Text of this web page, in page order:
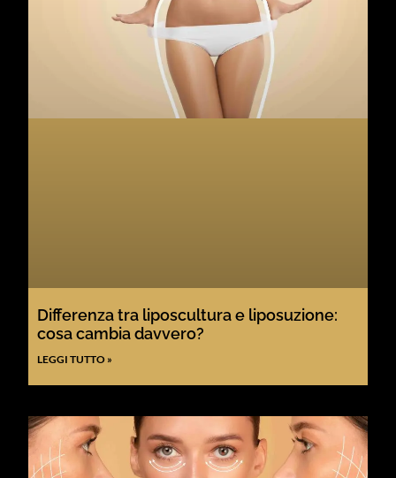
Differenza tra liposcultura e liposuzione:
cosa cambia davvero?
LEGGI TUTTO »